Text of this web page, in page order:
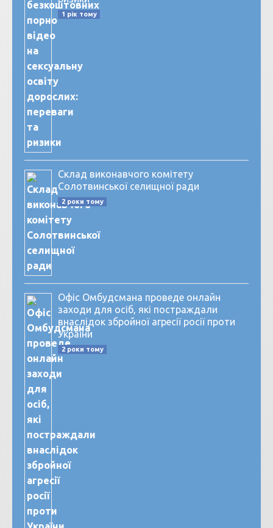
1 рік тому
Склад виконавчого комітету
Солотвинської селищної ради
2 роки тому
Офіс Омбудсмана проведе онлайн
заходи для осіб, які постраждали
внаслідок збройної агресії росії проти
України
2 роки тому